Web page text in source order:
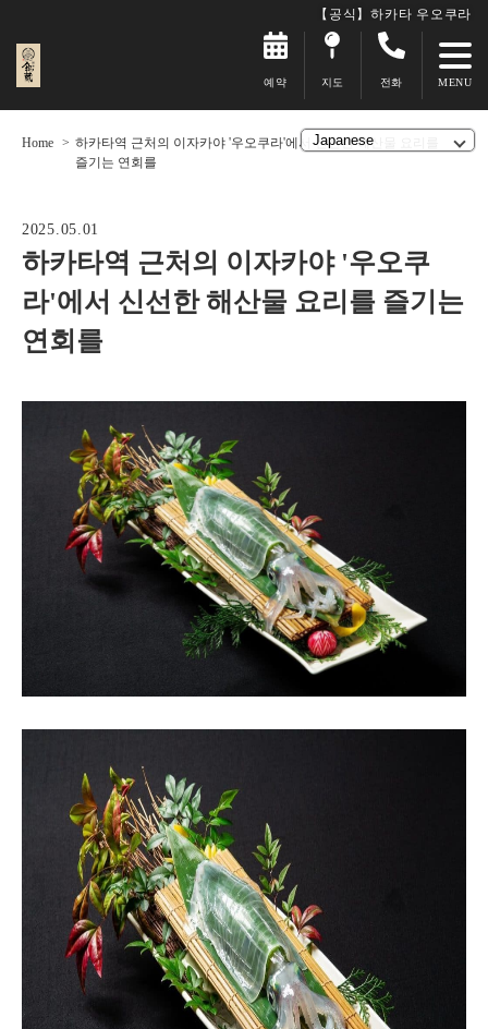
【공식】하카타 우오쿠라
예약 지도 전화
Home
하카타역 근처의 이자카야 '우오쿠라'에서 신선한 해산물 요리를
즐기는 연회를
2025.05.01
하카타역 근처의 이자카야 '우오쿠
라'에서 신선한 해산물 요리를 즐기는
연회를